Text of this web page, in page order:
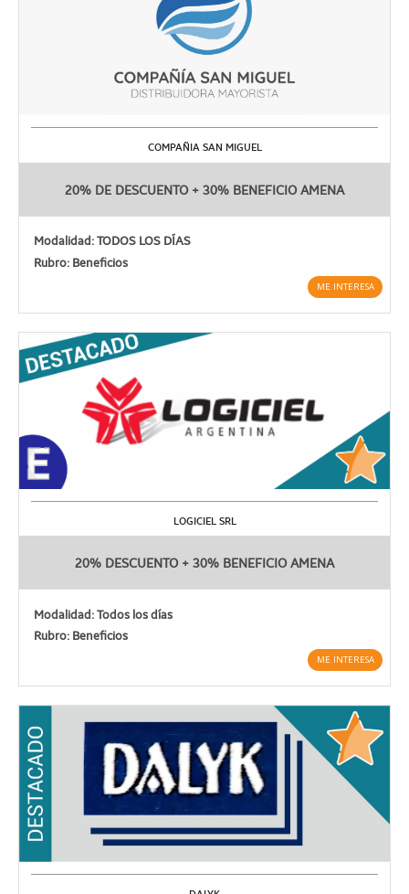
COMPAÑIA SAN MIGUEL
20% DE DESCUENTO + 30% BENEFICIO AMENA
Modalidad: TODOS LOS DÍAS
Rubro: Beneficios
ME INTERESA
LOGICIEL SRL
20% DESCUENTO + 30% BENEFICIO AMENA
Modalidad: Todos los días
Rubro: Beneficios
ME INTERESA